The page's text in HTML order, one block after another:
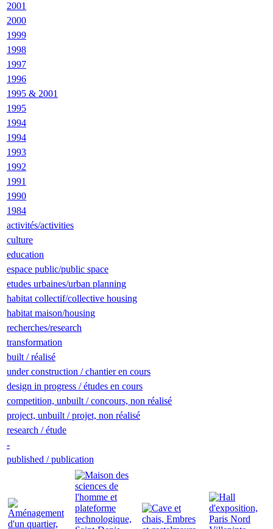
2001
2000
1999
1998
1997
1996
1995 & 2001
1995
1994
1994
1993
1992
1991
1990
1984
activités/activities
culture
education
espace public/public space
etudes urbaines/urban planning
habitat collectif/collective housing
habitat maison/housing
recherches/research
transformation
built / réalisé
under construction / chantier en cours
design in progress / études en cours
competition, unbuilt / concours, non réalisé
project, unbuilt / projet, non réalisé
research / étude
-
published / publication